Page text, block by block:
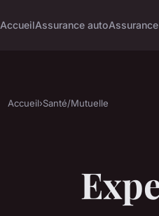
AccueilAssurance auto
Accueil›Santé/Mutuelle